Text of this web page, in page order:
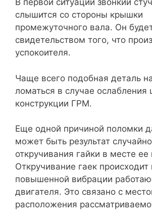
В первой ситуации звонкий
слышится со стороны крышки
промежуточного вала. Он
свидетельством того, что
успокоителя.
Чаще всего подобная деталь
ломаться в случае ослабления
конструкции ГРМ.
Еще одной причиной поломки
может быть результат
откручивания гайки в месте ее
Откручивание гаек происходит
повышенной вибрации
двигателя. Это связано с
расположения